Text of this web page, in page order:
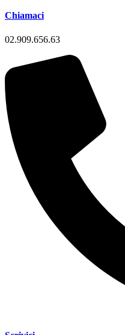
Chiamaci
02.909.656.63